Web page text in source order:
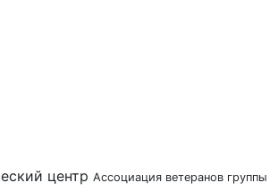
центр Ассоциация ветеранов группы